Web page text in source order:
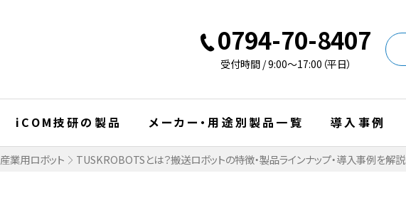
0794-70-8407
受付時間 / 9:00〜17:00（平日）
iCOM技研の製品 メーカー・用途別製品一覧 導入事例
産業用ロボット TUSKROBOTSとは？搬送ロボットの特徴・製品ラインナップ・導入事例を解説